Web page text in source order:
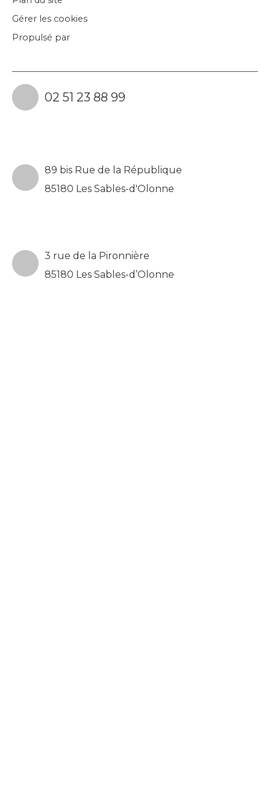
Gérer les cookies
Propulsé par
02 51 23 88 99
89 bis Rue de la République
85180 Les Sables-d'Olonne
3 rue de la Pironnière
85180 Les Sables-d’Olonne